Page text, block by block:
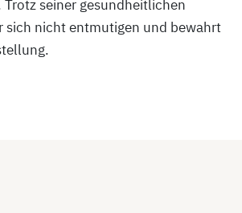
seiner gesundheitlichen
sich nicht entmutigen und bewahrt